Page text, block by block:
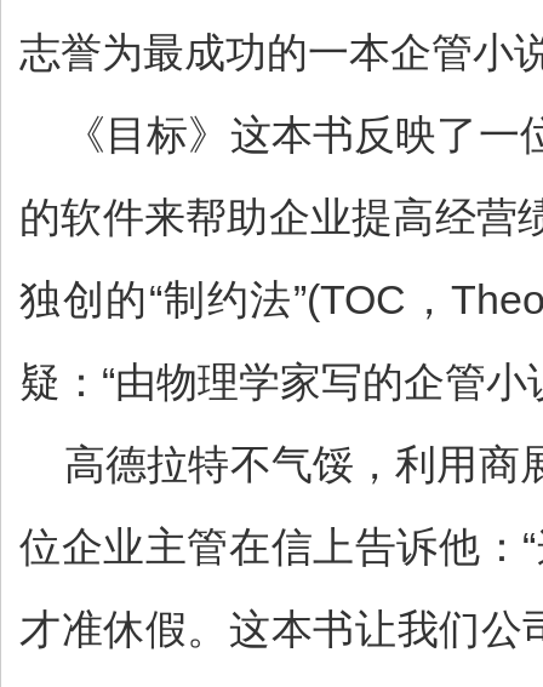
志誉为最成功的一本企管小
《目标》这本书反映了一
的软件来帮助企业提高经营
独创的“制约法”(TOC，
疑：“由物理学家写的企管
高德拉特不气馁，利用商
位企业主管在信上告诉他：
才准休假。这本书让我们公